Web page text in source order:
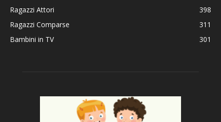
Ragazzi Attori
398
Ragazzi Comparse
311
Bambini in TV
301